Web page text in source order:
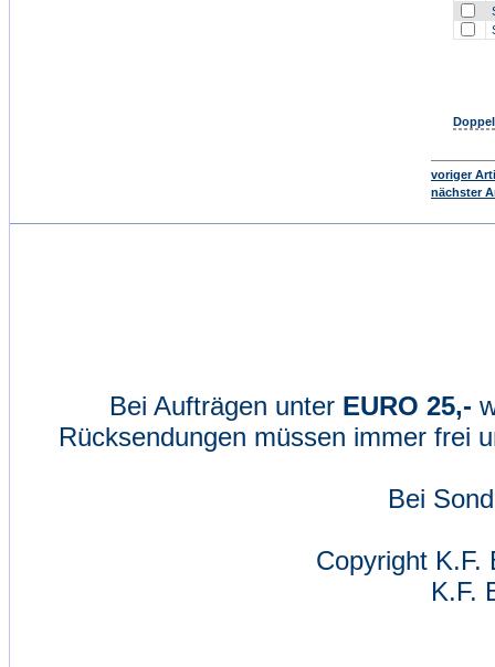
voriger
nächster
Bei Aufträgen unter EURO 25,-
Rücksendungen müssen immer frei
Bei
Copyright
K.F.